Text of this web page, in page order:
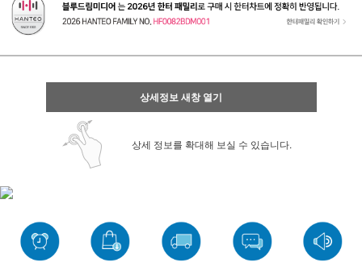
상세정보 새창 열기
상세 정보를 확대해 보실 수 있습니다.